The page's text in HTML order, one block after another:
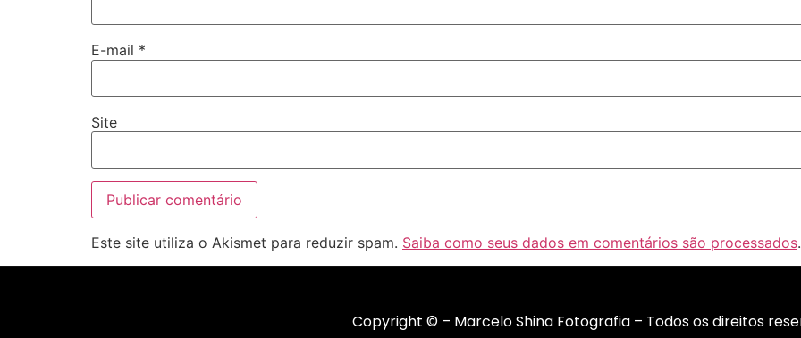
E-mail *
Site
Este site utiliza o Akismet para reduzir spam. Saiba como seus dados em comentários são processados.
Copyright © – Marcelo Shina Fotografia – Todos os direitos